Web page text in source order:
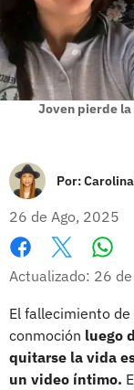
Joven pierde
Por:
26 de Ago, 2025
Facebook
X
Actualizado: 26
El fallecimiento
conmoción luego
quitarse la vida
un video íntimo.